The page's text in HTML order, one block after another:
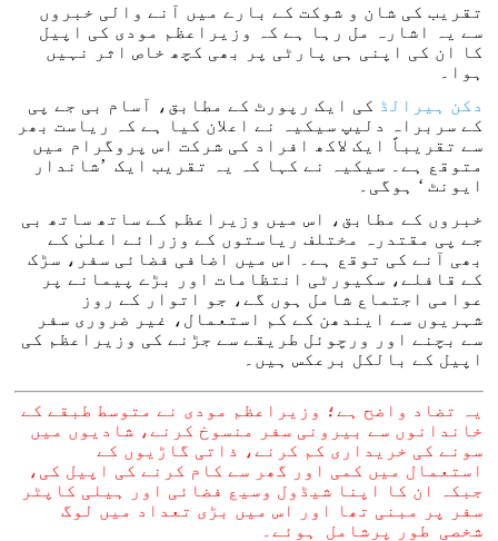
تقریب کی شان و شوکت کے بارے میں آنے والی خبروں
سے یہ اشارہ مل رہا ہے کہ وزیراعظم مودی کی اپیل
کا ان کی اپنی ہی پارٹی پر بھی کچھ خاص اثر نہیں
ہوا۔
دکن ہیرالڈ کی ایک رپورٹ کے مطابق، آسام بی جے پی
کے سربراہ دلیپ سیکیہ نے اعلان کیا ہے کہ ریاست بھر
سے تقریباً ایک لاکھ افراد کی شرکت اس پروگرام میں
متوقع ہے۔ سیکیہ نے کہا کہ یہ تقریب ایک ’شاندار
ایونٹ ‘ ہوگی۔
خبروں کے مطابق، اس میں وزیراعظم کے ساتھ ساتھ بی
جے پی مقتدرہ مختلف ریاستوں کے وزرائے اعلیٰ کے
بھی آنے کی توقع ہے۔ اس میں اضافی فضائی سفر، سڑک
کے قافلے، سکیورٹی انتظامات اور بڑے پیمانے پر
عوامی اجتماع شامل ہوں گے، جو اتوار کے روز
شہریوں سے ایندھن کے کم استعمال، غیر ضروری سفر
سے بچنے اور ورچوئل طریقے سے جڑنے کی وزیراعظم کی
اپیل کے بالکل برعکس ہیں۔
یہ تضاد واضح ہے؛ وزیراعظم مودی نے متوسط طبقے کے
خاندانوں سے بیرونی سفر منسوخ کرنے، شادیوں میں
سونے کی خریداری کم کرنے، ذاتی گاڑیوں کے
استعمال میں کمی اور گھر سے کام کرنے کی اپیل کی،
جبکہ ان کا اپنا شیڈول وسیع فضائی اور ہیلی کاپٹر
سفر پر مبنی تھا اور اس میں بڑی تعداد میں لوگ
شخصی طور پرشامل ہوئے۔